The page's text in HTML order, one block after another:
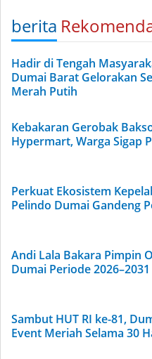
berita
Hadir di Tengah
Dumai Barat Gelorakan
Merah Putih
Kebakaran Gerobak
Hypermart, Warga Sigap
Perkuat Ekosistem
Pelindo Dumai Gandeng
Andi Lala Bakara Pimpin
Dumai Periode 2026–2031
Sambut HUT RI ke-81,
Event Meriah Selama 30